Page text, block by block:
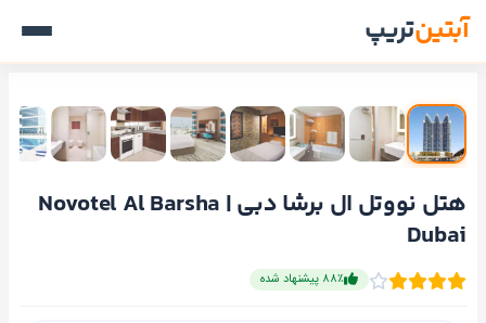
آبتینتریپ
هتل نووتل ال برشا دبی | Novotel Al Barsha
Dubai
۸۸٪ پیشنهاد شده